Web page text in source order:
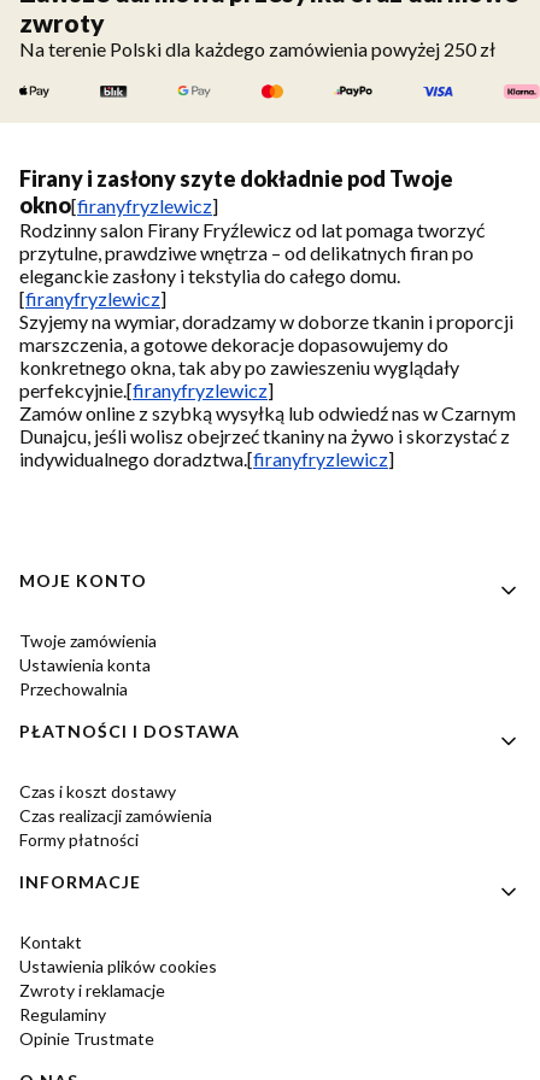
zwroty
Na terenie Polski dla każdego zamówienia powyżej 250 zł
Firany i zasłony szyte dokładnie pod Twoje
okno[firanyfryzlewicz]
Rodzinny salon Firany Fryźlewicz od lat pomaga tworzyć
przytulne, prawdziwe wnętrza – od delikatnych firan po
eleganckie zasłony i tekstylia do całego domu.
[firanyfryzlewicz]
Szyjemy na wymiar, doradzamy w doborze tkanin i proporcji
marszczenia, a gotowe dekoracje dopasowujemy do
konkretnego okna, tak aby po zawieszeniu wyglądały
perfekcyjnie.[firanyfryzlewicz]
Zamów online z szybką wysyłką lub odwiedź nas w Czarnym
Dunajcu, jeśli wolisz obejrzeć tkaniny na żywo i skorzystać z
indywidualnego doradztwa.[firanyfryzlewicz]
Linki w stopce
MOJE KONTO
Twoje zamówienia
Ustawienia konta
Przechowalnia
PŁATNOŚCI I DOSTAWA
Czas i koszt dostawy
Czas realizacji zamówienia
Formy płatności
INFORMACJE
Kontakt
Ustawienia plików cookies
Zwroty i reklamacje
Regulaminy
Opinie Trustmate